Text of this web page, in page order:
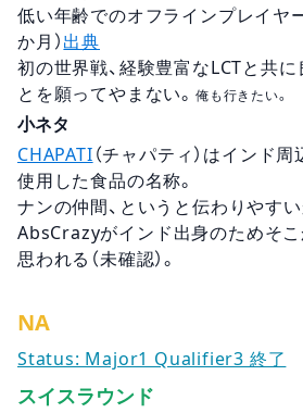
低い年齢でのオフラインプレイヤ
か月） 出典
初の世界戦、経験豊富なLCTと共
とを願ってやまない。 俺も行きたい。
小ネタ
CHAPATI （チャパティ）はインド
使用した食品の名称。
ナンの仲間、というと伝わりやすい
AbsCrazyがインド出身のためそ
思われる（未確認）。
NA
Status: Major1 Qualifier3 終了
スイスラウンド